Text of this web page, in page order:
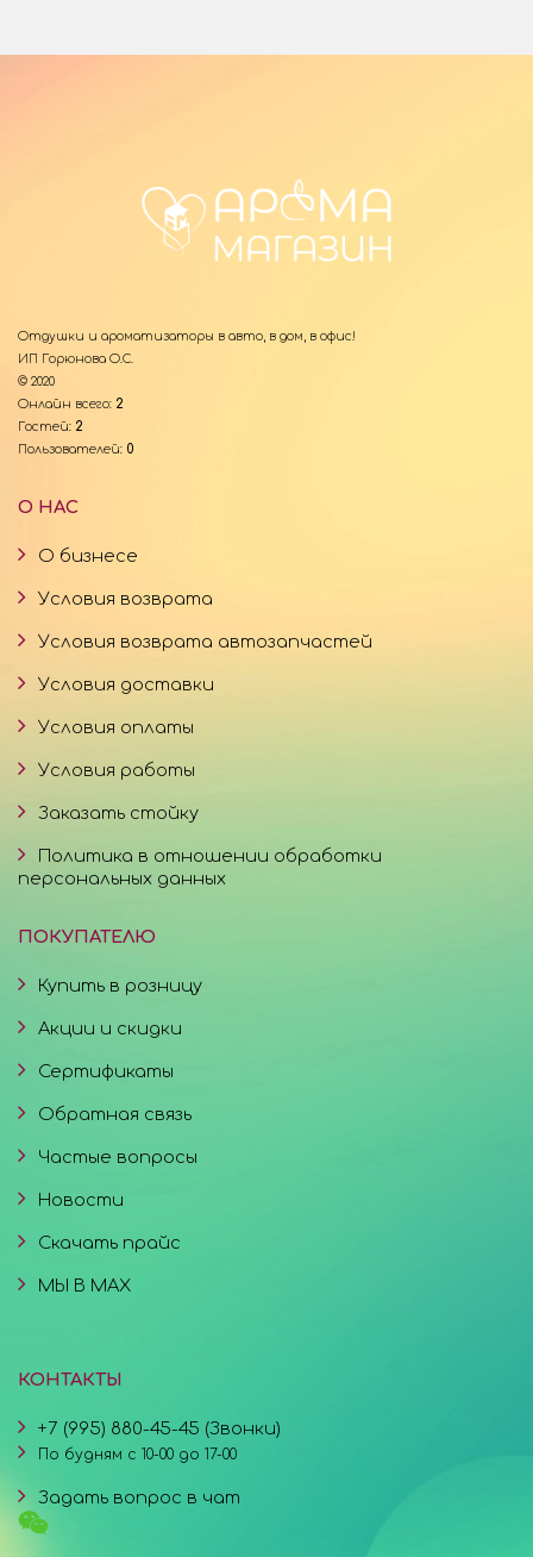
Отдушки и ароматизаторы в авто, в дом, в офис!
ИП Горюнова О.С.
© 2020
Онлайн всего: 2
Гостей: 2
Пользователей: 0
О НАС
О бизнесе
Условия возврата
Условия возврата автозапчастей
Условия доставки
Условия оплаты
Условия работы
Заказать стойку
Политика в отношении обработки
персональных данных
ПОКУПАТЕЛЮ
Купить в розницу
Акции и скидки
Сертификаты
Обратная связь
Частые вопросы
Новости
Скачать прайс
МЫ В MAX
КОНТАКТЫ
+7 (995) 880-45-45 (Звонки)
По будням с 10-00 до 17-00
Задать вопрос в чат